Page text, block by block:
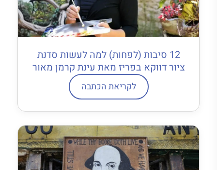
12 סיבות (לפחות) למה לעשות סדנת
ציור דווקא בפריז מאת עינת קרמן מאור
לקריאת הכתבה